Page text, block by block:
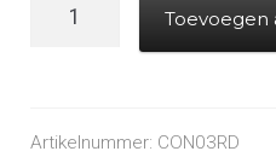
55mm
Toevoegen
Artikelnummer: CON03RD